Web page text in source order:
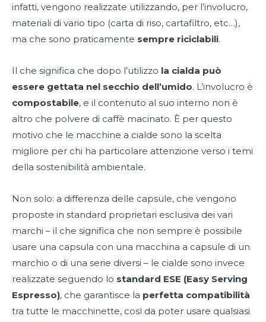
infatti, vengono realizzate utilizzando, per l’involucro,
materiali di vario tipo (carta di riso, cartafiltro, etc…),
ma che sono praticamente sempre riciclabili.
Il che significa che dopo l’utilizzo la cialda può
essere gettata nel secchio dell’umido. L’involucro è
compostabile, e il contenuto al suo interno non è
altro che polvere di caffè macinato. È per questo
motivo che le macchine a cialde sono la scelta
migliore per chi ha particolare attenzione verso i temi
della sostenibilità ambientale.
Non solo: a differenza delle capsule, che vengono
proposte in standard proprietari esclusiva dei vari
marchi – il che significa che non sempre è possibile
usare una capsula con una macchina a capsule di un
marchio o di una serie diversi – le cialde sono invece
realizzate seguendo lo standard ESE (Easy Serving
Espresso), che garantisce la perfetta compatibilità
tra tutte le macchinette, così da poter usare qualsiasi